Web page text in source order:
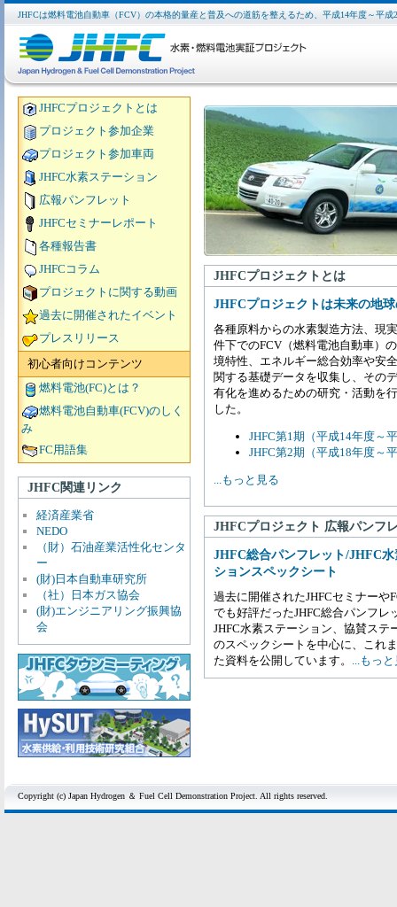
JHFCは燃料電池自動車（FCV）の本格的量産と普及への道筋を整えるため、平成14年度～平
JHFCプロジェクトとは
JHFCプロジェクトは未来の地
各種原料からの水素製造方法、現
件下でのFCV（燃料電池自動車）
境特性、エネルギー総合効率や安
関する基礎データを収集し、その
有化を進めるための研究・活動を
した。
JHFC第1期（平成14年度～
JHFC第2期（平成18年度～
...もっと見る
JHFCプロジェクト 広報パンフ
JHFC総合パンフレット/JHFC水
ションスペックシート
過去に開催されたJHFCセミナーや
でも好評だったJHFC総合パンフレ
JHFC水素ステーション、協賛ステ
のスペックシートを中心に、これ
た資料を公開しています。 ...もっ
JHFCプロジェクトとは
プロジェクト参加企業
プロジェクト参加車両
JHFC水素ステーション
広報パンフレット
JHFCセミナーレポート
各種報告書
JHFCコラム
プロジェクトに関する動画
過去に開催されたイベント
プレスリリース
初心者向けコンテンツ
燃料電池(FC)とは？
燃料電池自動車(FCV)のしく
み
FC用語集
JHFC関連リンク
経済産業省
NEDO
（財）石油産業活性化センタ
ー
(財)日本自動車研究所
（社）日本ガス協会
(財)エンジニアリング振興協
会
Copyright (c) Japan Hydrogen ＆ Fuel Cell Demonstration Project. All rights reserved.